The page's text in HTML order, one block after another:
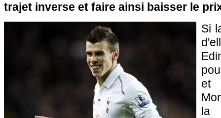
trajet inverse et faire ainsi baisser le
Si
et
la